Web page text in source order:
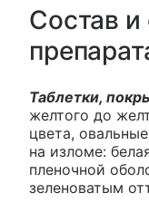
Состав
Таблетки,
желтого до
цвета,
на изломе:
пленочной
зеленоватым